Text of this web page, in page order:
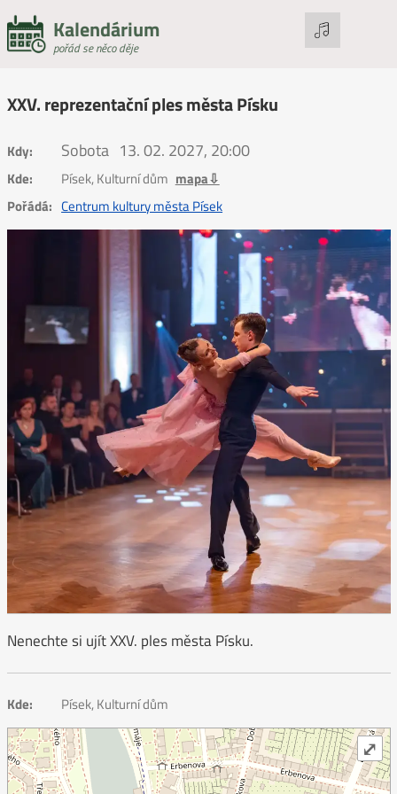
Kalendárium
pořád se něco děje
XXV. reprezentační ples města Písku
Kdy: Sobota 13. 02. 2027, 20:00
Kde: Písek, Kulturní dům mapa⇩
Pořádá: Centrum kultury města Písek
Nenechte si ujít XXV. ples města Písku.
Kde: Písek, Kulturní dům
⤢